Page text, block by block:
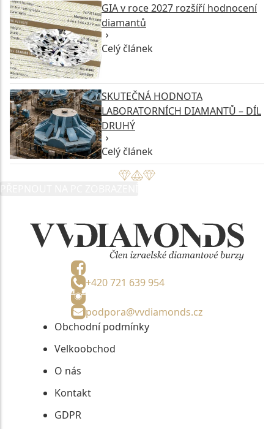
GIA v roce 2027 rozšíří hodnocení
diamantů
Celý článek
SKUTEČNÁ HODNOTA
LABORATORNÍCH DIAMANTŮ – DÍL
DRUHÝ
Celý článek
+420 721 639 954
podpora@vvdiamonds.cz
Obchodní podmínky
Velkoobchod
O nás
Kontakt
GDPR